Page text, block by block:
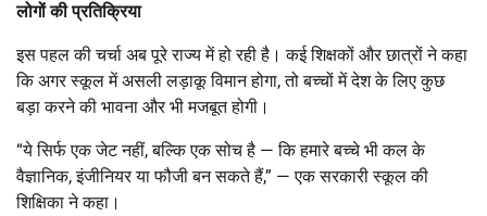
लोगों की प्रतिक्रिया
इस पहल की चर्चा अब पूरे राज्य में हो रही है। कई शिक्षकों और छात्रों ने कहा
कि अगर स्कूल में असली लड़ाकू विमान होगा, तो बच्चों में देश के लिए कुछ
बड़ा करने की भावना और भी मजबूत होगी।
“ये सिर्फ एक जेट नहीं, बल्कि एक सोच है — कि हमारे बच्चे भी कल के
वैज्ञानिक, इंजीनियर या फौजी बन सकते हैं,” — एक सरकारी स्कूल की
शिक्षिका ने कहा।